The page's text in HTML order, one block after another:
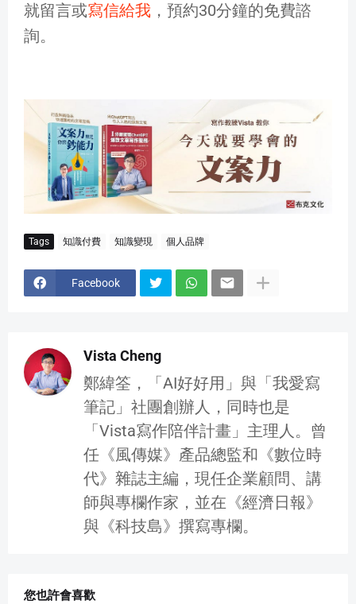
就留言或寫信給我 ，預約30分鐘的免費諮
詢。
Tags 知識付費 知識變現 個人品牌
Facebook
Vista Cheng
鄭緯筌，「AI好好用」與「我愛寫
筆記」社團創辦人，同時也是
「Vista寫作陪伴計畫」主理人。曾
任《風傳媒》產品總監和《數位時
代》雜誌主編，現任企業顧問、講
師與專欄作家，並在《經濟日報》
與《科技島》撰寫專欄。
您也許會喜歡